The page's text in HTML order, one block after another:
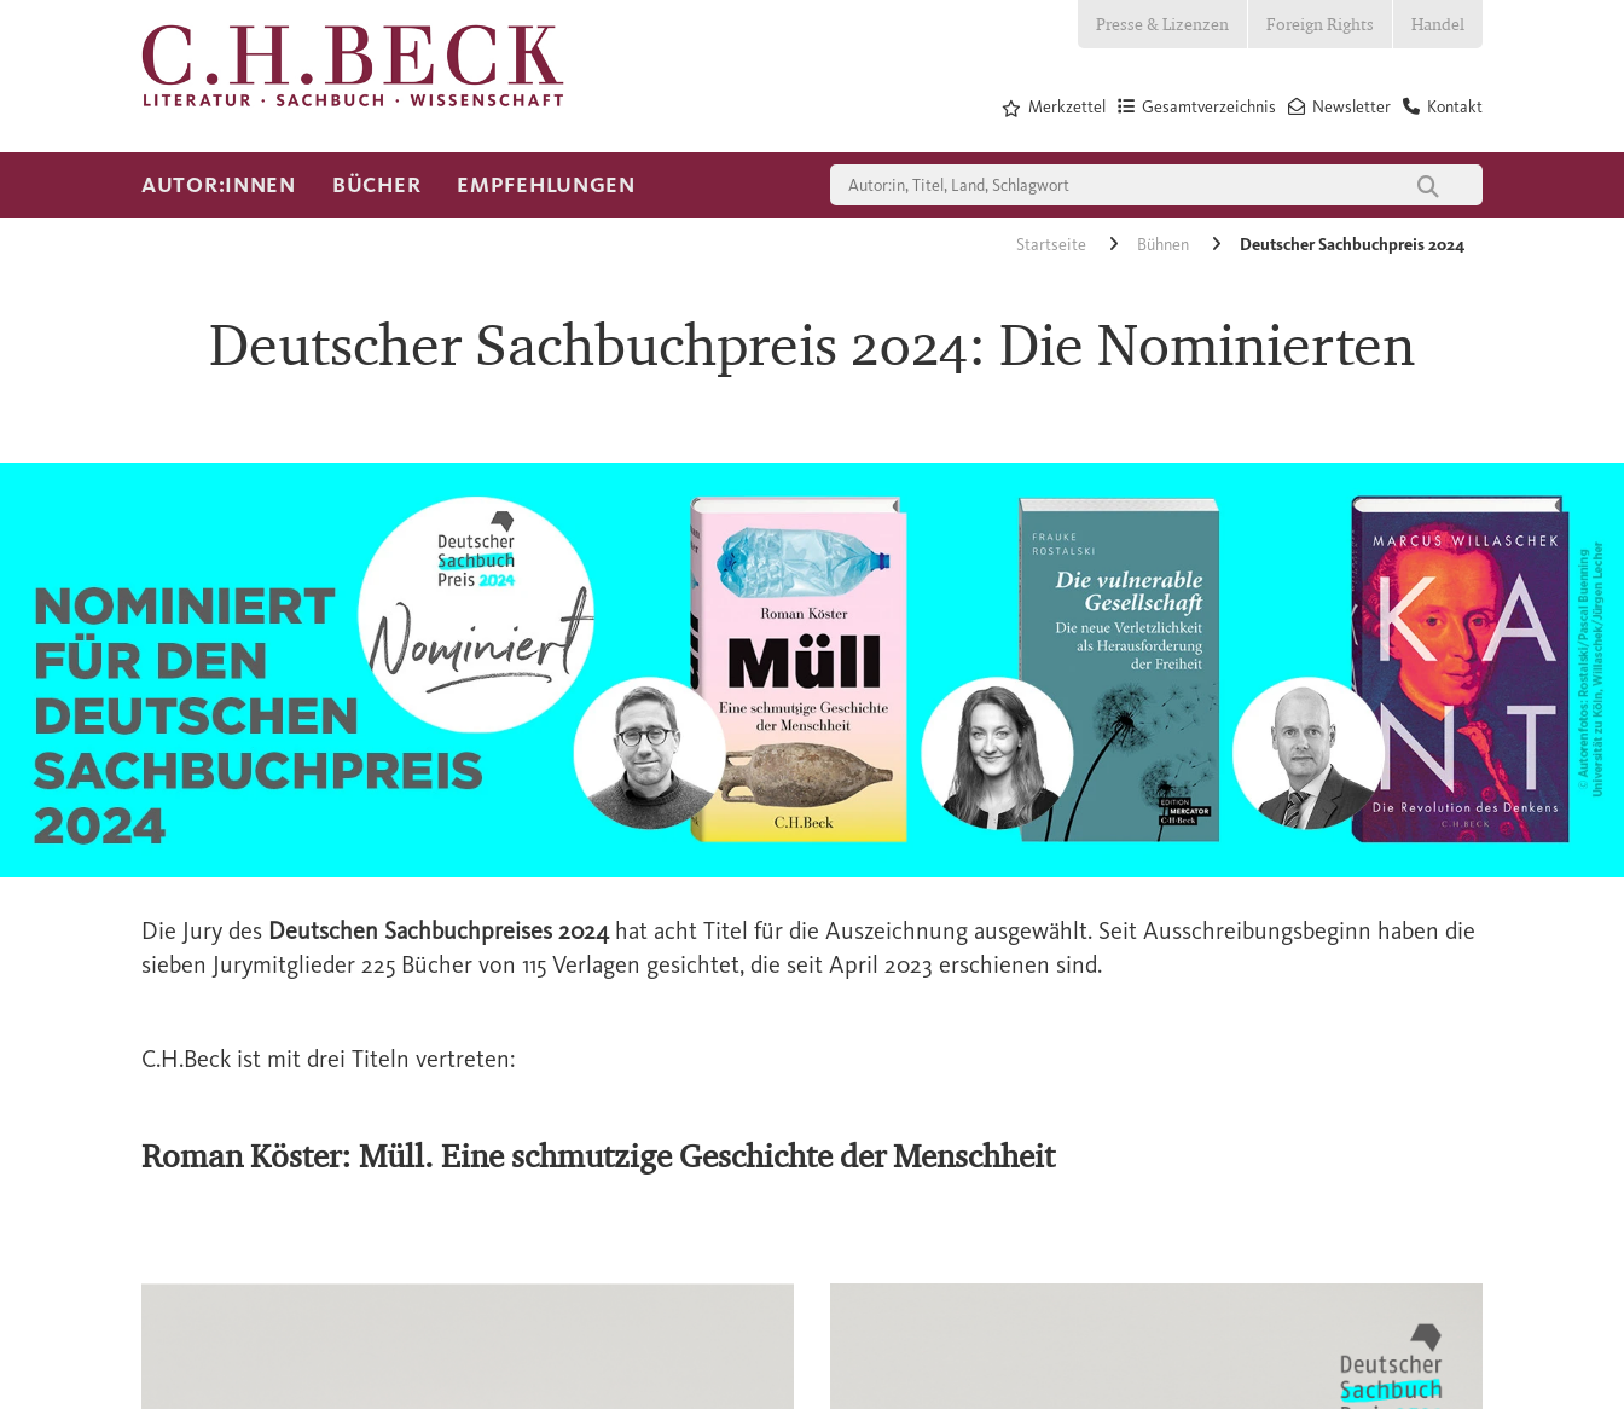
Presse & Lizenzen Foreign Rights Handel
Kontakt
Newsletter
Gesamtverzeichnis
Merkzettel
AUTOR:INNEN BÜCHER EMPFEHLUNGEN
Startseite Bühnen Deutscher Sachbuchpreis 2024
Deutscher Sachbuchpreis 2024: Die Nominierten
Die Jury des Deutschen Sachbuchpreises 2024 hat acht Titel für die Auszeichnung ausgewählt. Seit Ausschreibungsbeginn haben die
sieben Jurymitglieder 225 Bücher von 115 Verlagen gesichtet, die seit April 2023 erschienen sind.
C.H.Beck ist mit drei Titeln vertreten:
Roman Köster: Müll. Eine schmutzige Geschichte der Menschheit